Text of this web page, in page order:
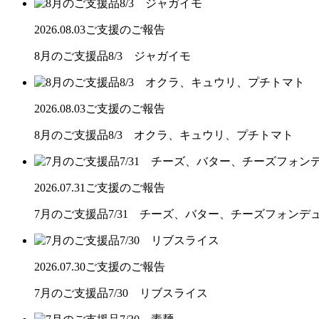
2026.08.03ご支援のご報告
8月のご支援品8/3 ジャガイモ
2026.08.03ご支援のご報告
8月のご支援品8/3 オクラ、キュウリ、プチトマト
2026.07.31 ご支援のご報告
7月のご支援品7/31 チーズ、バター、チーズフォンデ
2026.07.30ご支援のご報告
7月のご支援品7/30 リブスライス